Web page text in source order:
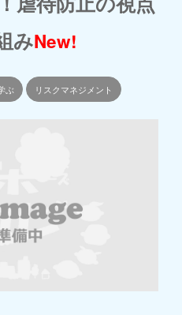
みNew!
ぶ リスクマネジメント